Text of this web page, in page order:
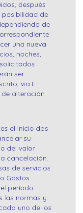
después
posibilidad de
de
una nueva
noches,
ser
via E-
alteración
el inicio dos
su
del valor
cancelación.
de servicios
Gastos
período
las normas y
uno de los